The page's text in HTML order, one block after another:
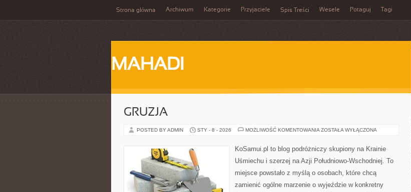
Strona główna Archiwum Kategorie Przyjaciele Spis Treści Wesele Potaguj Tagi
MAHADI
GRUZJA
POSTED BY ADMIN STY - 8 - 2026 MOŻLIWOŚĆ KOMENTOWANIA GRUZJA
ZOSTAŁA WYŁĄCZONA
KoSamui.pl to blog podróżniczy skupiony na Krainie
Uśmiechu i szerzej na Azji Południowo-Wschodniej. To
miejsce powstało z myślą o osobach, które chcą
zamienić ogólne marzenie o wyjeździe w konkretny